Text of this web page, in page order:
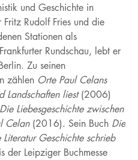
und Geschichte in
Rudolf Fries und die
Stationen als
Rundschau, lebt er
Zu seinen
zählen Orte Paul Celans
Landschaften liest(2006)
Liebesgeschichte zwischen
Celan(2016). Sein Buch Die
Geschichte schrieb
der Leipziger Buchmesse